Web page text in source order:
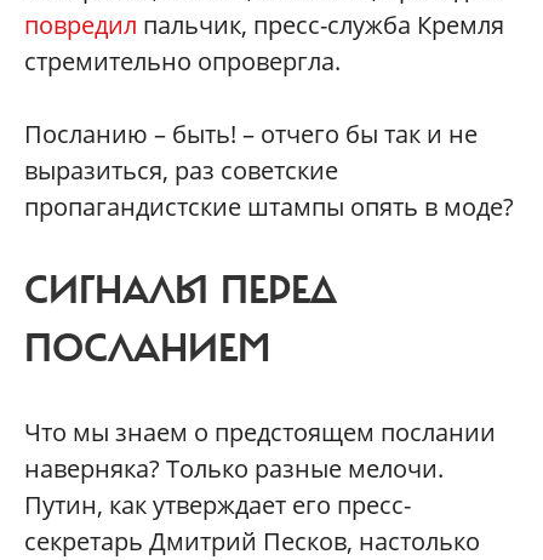
повредил пальчик, пресс-служба Кремля
стремительно опровергла.
Посланию – быть! – отчего бы так и не
выразиться, раз советские
пропагандистские штампы опять в моде?
СИГНАЛЫ ПЕРЕД
ПОСЛАНИЕМ
Что мы знаем о предстоящем послании
наверняка? Только разные мелочи.
Путин, как утверждает его пресс-
секретарь Дмитрий Песков, настолько